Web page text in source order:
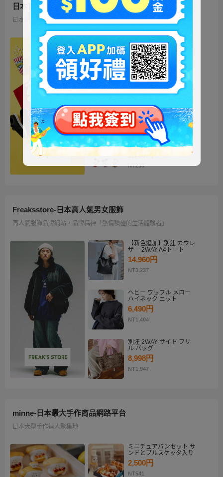
日本官方迪士尼商城
日本地區限定販售的迪士尼商品 多種品類、角色商品供您挑選
ミッキー ファートート
2WAY Fur Tote
4,500円
NT973
ベイマックス ぬいぐるみ
うるぽちゃちゃん
1,300円
NT281
ディズニーキャラクター
シークレットストラップ
迎春コレクション
1,100円
NT238
Freaksstore-日本高人氣男女服飾
高人氣服飾品牌網站，品牌精神「熱情積極的生活體驗者」
【新色追加】別注 カウレ
ザー 2WAY A4トート
14,960円
NT3,237
ヘビー ワッフル メロー
ハイネック ニット
6,490円
NT1,404
別注 2WAY サイド フリ
ル バッグ
8,998円
NT1,947
minne-日本最大手作商品網路平台
日本大型手作達人聚集地
ミニチュアパンセット サ
ンドとブルスケッタ入り
2,500円
NT541